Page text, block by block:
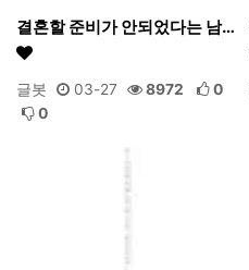
결혼할 준비가 안되었다는 남…
글봇 03-27 8972
0
0